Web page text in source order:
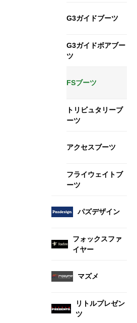
G3ガイドブーツ
G3ガイドボアブー
ツ
FSブーツ
トリビュタリーブ
ーツ
アクセスブーツ
フライウェイトブ
ーツ
パズデザイン
フォックスファ
イヤー
マズメ
リトルプレゼン
ツ